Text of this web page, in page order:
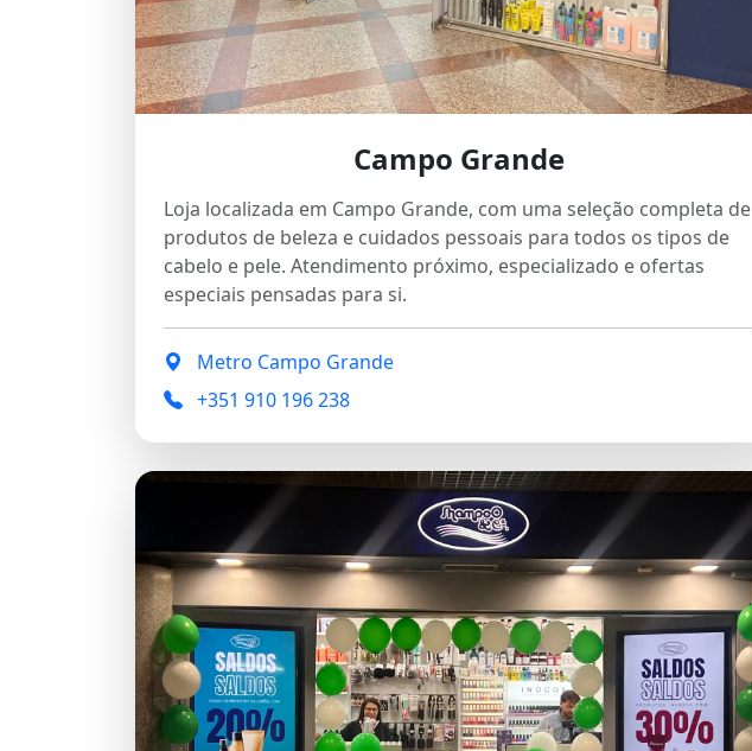
Campo Grande
Loja localizada em Campo Grande, com uma seleção completa de
produtos de beleza e cuidados pessoais para todos os tipos de
cabelo e pele. Atendimento próximo, especializado e ofertas
especiais pensadas para si.
Metro Campo Grande
+351 910 196 238